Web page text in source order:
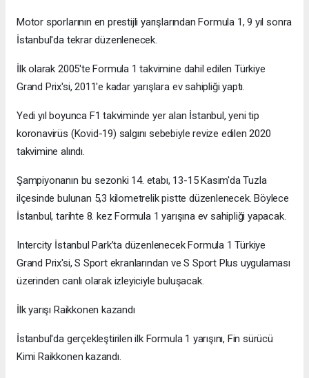
Motor sporlarının en prestijli yarışlarından Formula 1, 9 yıl sonra
İstanbul'da tekrar düzenlenecek.
İlk olarak 2005'te Formula 1 takvimine dahil edilen Türkiye
Grand Prix'si, 2011'e kadar yarışlara ev sahipliği yaptı.
Yedi yıl boyunca F1 takviminde yer alan İstanbul, yeni tip
koronavirüs (Kovid-19) salgını sebebiyle revize edilen 2020
takvimine alındı.
Şampiyonanın bu sezonki 14. etabı, 13-15 Kasım'da Tuzla
ilçesinde bulunan 5,3 kilometrelik pistte düzenlenecek. Böylece
İstanbul, tarihte 8. kez Formula 1 yarışına ev sahipliği yapacak.
Intercity İstanbul Park’ta düzenlenecek Formula 1 Türkiye
Grand Prix'si, S Sport ekranlarından ve S Sport Plus uygulaması
üzerinden canlı olarak izleyiciyle buluşacak.
İlk yarışı Raikkonen kazandı
İstanbul'da gerçekleştirilen ilk Formula 1 yarışını, Fin sürücü
Kimi Raikkonen kazandı.